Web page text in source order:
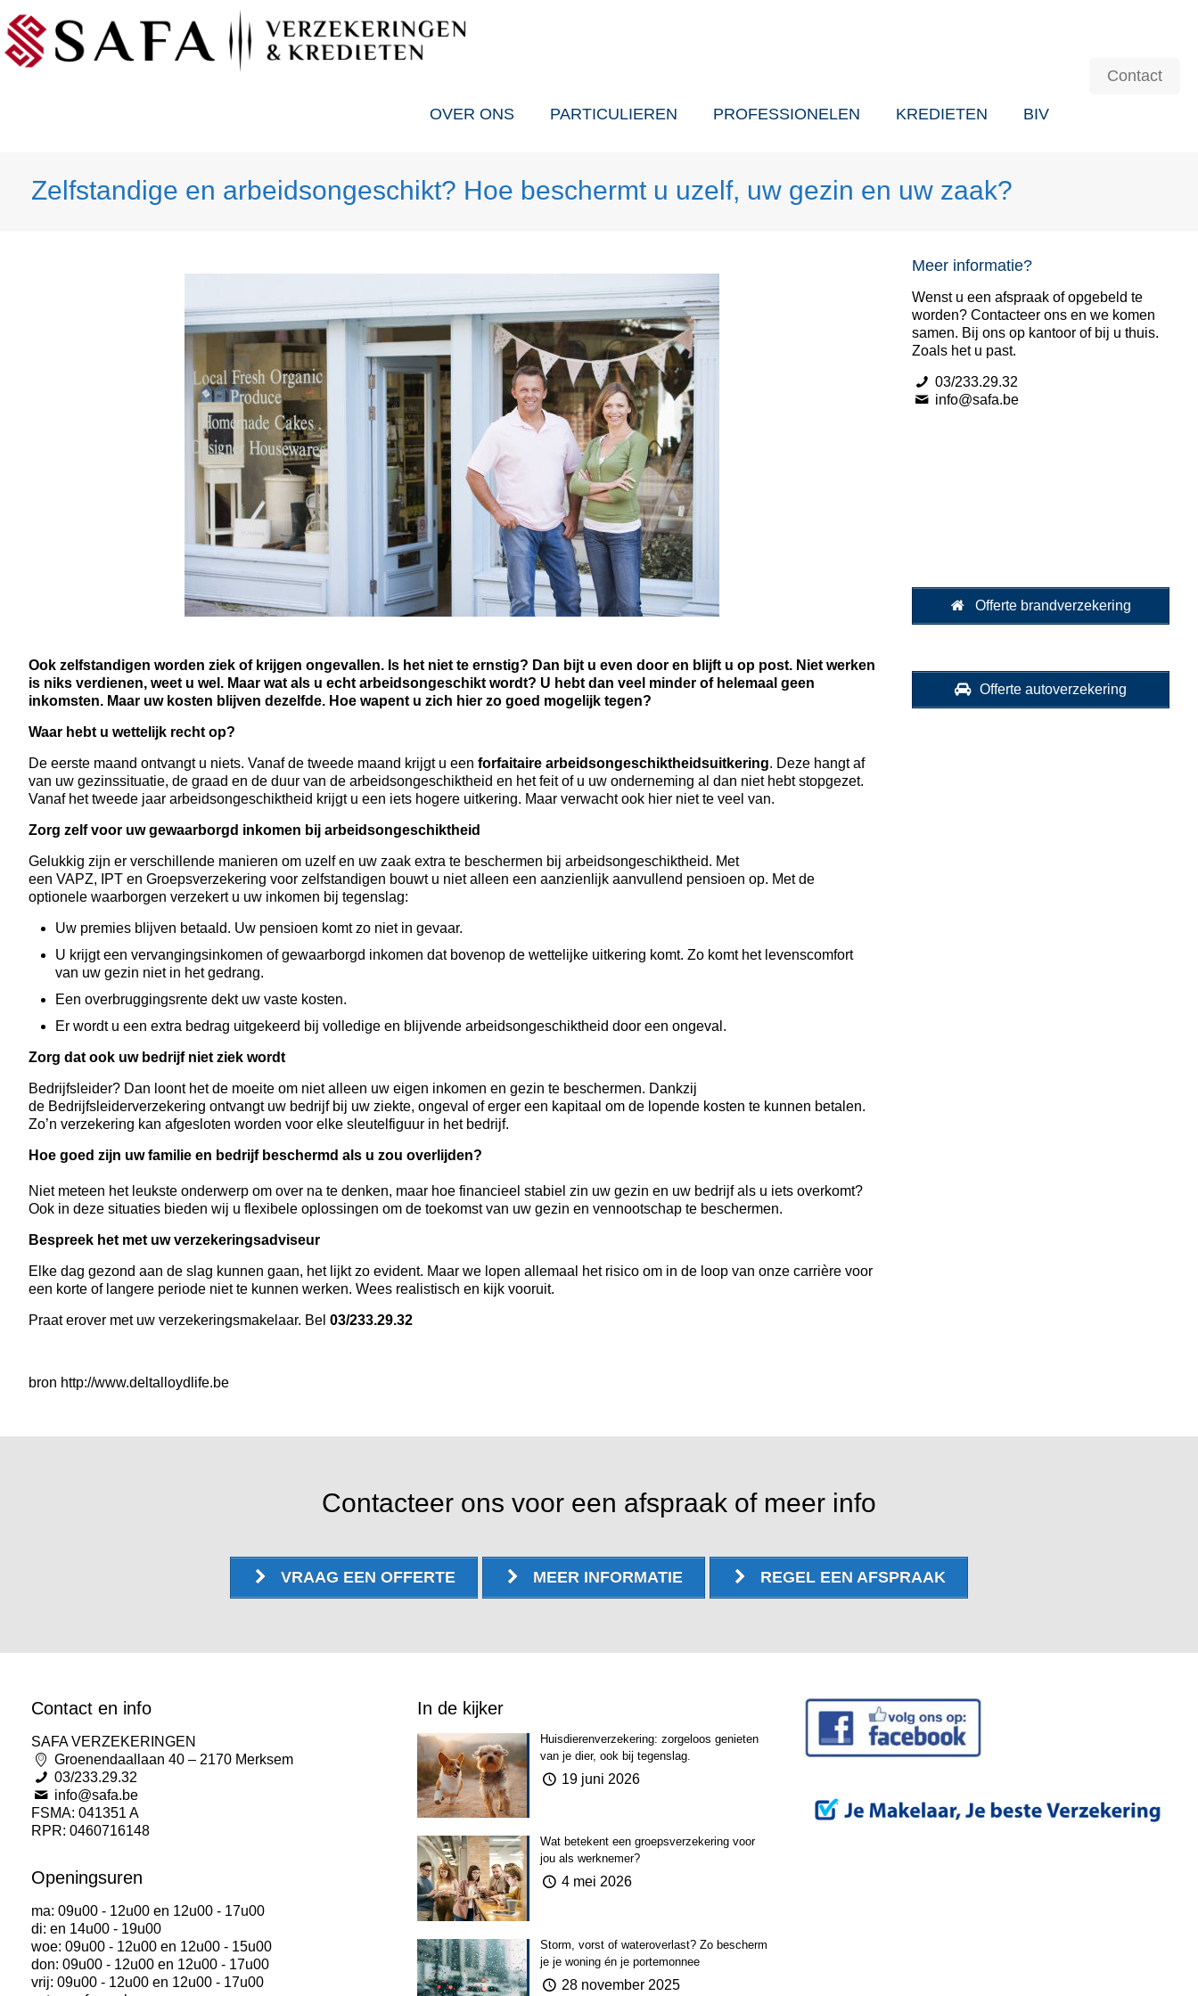
OVER ONS PARTICULIEREN PROFESSIONELEN KREDIETEN BIV
Contact
Zelfstandige en arbeidsongeschikt? Hoe beschermt u uzelf, uw gezin en uw zaak?
Ook zelfstandigen worden ziek of krijgen ongevallen. Is het niet te ernstig? Dan bijt u even door en blijft u op post. Niet werken
is niks verdienen, weet u wel. Maar wat als u echt arbeidsongeschikt wordt? U hebt dan veel minder of helemaal geen
inkomsten. Maar uw kosten blijven dezelfde. Hoe wapent u zich hier zo goed mogelijk tegen?
Waar hebt u wettelijk recht op?
De eerste maand ontvangt u niets. Vanaf de tweede maand krijgt u een forfaitaire arbeidsongeschiktheidsuitkering. Deze hangt af
van uw gezinssituatie, de graad en de duur van de arbeidsongeschiktheid en het feit of u uw onderneming al dan niet hebt stopgezet.
Vanaf het tweede jaar arbeidsongeschiktheid krijgt u een iets hogere uitkering. Maar verwacht ook hier niet te veel van.
Zorg zelf voor uw gewaarborgd inkomen bij arbeidsongeschiktheid
Gelukkig zijn er verschillende manieren om uzelf en uw zaak extra te beschermen bij arbeidsongeschiktheid. Met
een VAPZ, IPT en Groepsverzekering voor zelfstandigen bouwt u niet alleen een aanzienlijk aanvullend pensioen op. Met de
optionele waarborgen verzekert u uw inkomen bij tegenslag:
Uw premies blijven betaald. Uw pensioen komt zo niet in gevaar.
U krijgt een vervangingsinkomen of gewaarborgd inkomen dat bovenop de wettelijke uitkering komt. Zo komt het levenscomfort
van uw gezin niet in het gedrang.
Een overbruggingsrente dekt uw vaste kosten.
Er wordt u een extra bedrag uitgekeerd bij volledige en blijvende arbeidsongeschiktheid door een ongeval.
Zorg dat ook uw bedrijf niet ziek wordt
Bedrijfsleider? Dan loont het de moeite om niet alleen uw eigen inkomen en gezin te beschermen. Dankzij
de Bedrijfsleiderverzekering ontvangt uw bedrijf bij uw ziekte, ongeval of erger een kapitaal om de lopende kosten te kunnen betalen.
Zo’n verzekering kan afgesloten worden voor elke sleutelfiguur in het bedrijf.
Hoe goed zijn uw familie en bedrijf beschermd als u zou overlijden?
Niet meteen het leukste onderwerp om over na te denken, maar hoe financieel stabiel zin uw gezin en uw bedrijf als u iets overkomt?
Ook in deze situaties bieden wij u flexibele oplossingen om de toekomst van uw gezin en vennootschap te beschermen.
Bespreek het met uw verzekeringsadviseur
Elke dag gezond aan de slag kunnen gaan, het lijkt zo evident. Maar we lopen allemaal het risico om in de loop van onze carrière voor
een korte of langere periode niet te kunnen werken. Wees realistisch en kijk vooruit.
Praat erover met uw verzekeringsmakelaar. Bel 03/233.29.32
bron http://www.deltalloydlife.be
Meer informatie?
Wenst u een afspraak of opgebeld te
worden? Contacteer ons en we komen
samen. Bij ons op kantoor of bij u thuis.
Zoals het u past.
03/233.29.32
info@safa.be
Offerte brandverzekering
Offerte autoverzekering
Contacteer ons voor een afspraak of meer info
VRAAG EEN OFFERTE MEER INFORMATIE REGEL EEN AFSPRAAK
Contact en info
SAFA VERZEKERINGEN
Groenendaallaan 40 – 2170 Merksem
03/233.29.32
info@safa.be
FSMA: 041351 A
RPR: 0460716148
Openingsuren
ma: 09u00 - 12u00 en 12u00 - 17u00
di: en 14u00 - 19u00
woe: 09u00 - 12u00 en 12u00 - 15u00
don: 09u00 - 12u00 en 12u00 - 17u00
vrij: 09u00 - 12u00 en 12u00 - 17u00
In de kijker
Huisdierenverzekering: zorgeloos genieten
van je dier, ook bij tegenslag.
19 juni 2026
Wat betekent een groepsverzekering voor
jou als werknemer?
4 mei 2026
Storm, vorst of wateroverlast? Zo bescherm
je je woning én je portemonnee
28 november 2025